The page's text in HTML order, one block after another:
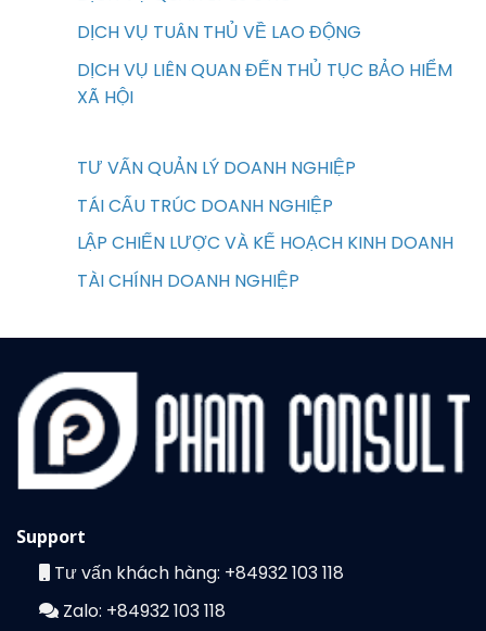
DỊCH VỤ TUÂN THỦ VỀ LAO ĐỘNG
DỊCH VỤ LIÊN QUAN ĐẾN THỦ TỤC BẢO HIỂM
XÃ HỘI
TƯ VẤN QUẢN LÝ DOANH NGHIỆP
TÁI CẤU TRÚC DOANH NGHIỆP
LẬP CHIẾN LƯỢC VÀ KẾ HOẠCH KINH DOANH
TÀI CHÍNH DOANH NGHIỆP
Support
Tư vấn khách hàng: +84932 103 118
Zalo: +84932 103 118